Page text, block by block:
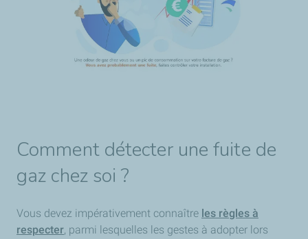
Comment détecter une fuite de
gaz chez soi ?
Vous devez impérativement connaître les règles à
respecter, parmi lesquelles les gestes à adopter lors